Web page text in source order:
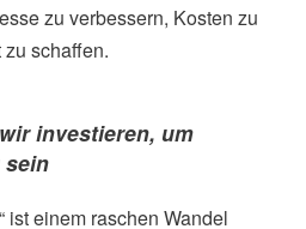
zu verbessern, Kosten zu
schaffen.
investieren, um
sein
ist einem raschen Wandel